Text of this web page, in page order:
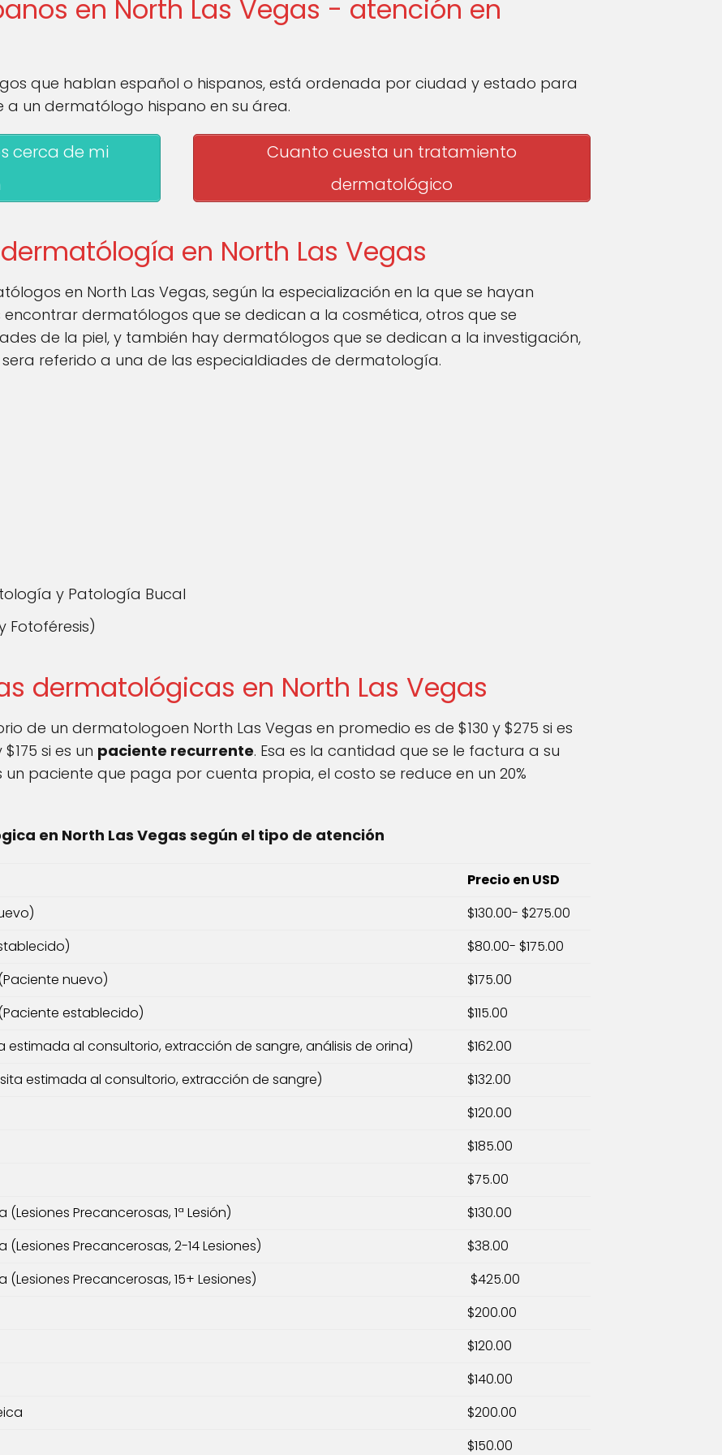
en North Las Vegas - atención en
que hablan español o hispanos, está ordenada por ciudad y estado para
un dermatólogo hispano en su área.
cerca de mi
Cuanto cuesta un tratamiento
dermatológico
en North Las Vegas
en North Las Vegas, según la especialización en la que se hayan
dermatólogos que se dedican a la cosmética, otros que se
de la piel, y también hay dermatólogos que se dedican a la investigación,
referido a una de las especialdiades de dermatología.
y Patología Bucal
Fotoféresis)
dermatológicas en North Las Vegas
de un dermatologoen North Las Vegas en promedio es de $130 y $275 si es
si es un paciente recurrente. Esa es la cantidad que se le factura a su
paciente que paga por cuenta propia, el costo se reduce en un 20%
en North Las Vegas según el tipo de atención
Precio en USD
$130.00- $275.00
$80.00- $175.00
nuevo)
$175.00
establecido)
$115.00
estimada al consultorio, extracción de sangre, análisis de orina)
$162.00
estimada al consultorio, extracción de sangre)
$132.00
$120.00
$185.00
$75.00
Precancerosas, 1ª Lesión)
$130.00
Precancerosas, 2-14 Lesiones)
$38.00
Precancerosas, 15+ Lesiones)
$425.00
$200.00
$120.00
$140.00
$200.00
$150.00